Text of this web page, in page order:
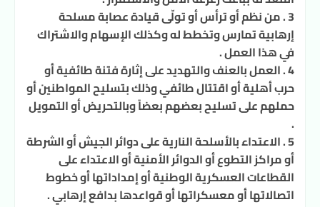
3 . من نظم أو ترأس أو تولّى قيادة عصابة مسلحة
إرهابية تمارس وتخطط له وكذلك الإسهام والاشتراك
في هذا العمل .
4 . العمل بالعنف والتهديد على إثارة فتنة طائفية أو
حرب أهلية أو اقتتال طائفي وذلك بتسليح المواطنين أو
حملهم على تسليح بعضهم بعضاً وبالتحريض أو التمويل
.
5 . الاعتداء بالأسلحة النارية على دوائر الجيش أو الشرطة
أو مراكز التطوع أو الدوائر الأمنية أو الاعتداء على
القطاعات العسكرية الوطنية أو إمداداتها أو خطوط
اتصالاتها أو معسكراتها أو قواعدها بدافع إرهابي .